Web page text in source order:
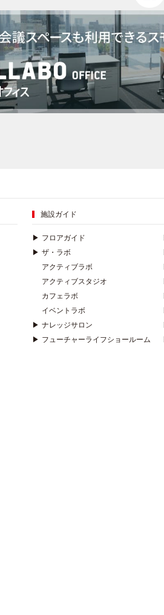
施設ガイド
▶ フロアガイド
▶ ザ・ラボ
アクティブラボ
アクティブスタジオ
カフェラボ
イベントラボ
▶ ナレッジサロン
▶ フューチャーライフショールーム